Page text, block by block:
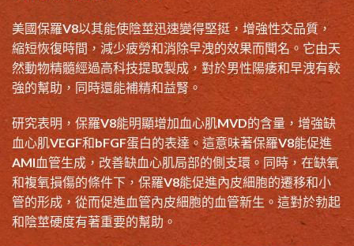
美國保羅V8以其能使陰莖迅速變得堅挺，增強性交品質，
縮短恢復時間，減少疲勞和消除早洩的效果而聞名。它由天
然動物精髓經過高科技提取製成，對於男性陽痿和早洩有較
強的幫助，同時還能補精和益腎。
研究表明，保羅V8能明顯增加血心肌MVD的含量，增強缺
血心肌VEGF和bFGF蛋白的表達。這意味著保羅V8能促進
AMI血管生成，改善缺血心肌局部的側支環。同時，在缺氧
和複氧損傷的條件下，保羅V8能促進內皮細胞的遷移和小
管的形成，從而促進血管內皮細胞的血管新生。這對於勃起
和陰莖硬度有著重要的幫助。